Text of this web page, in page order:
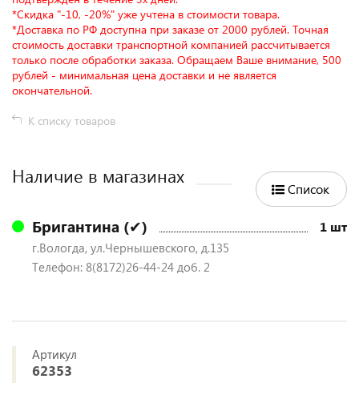
*Скидка "-10, -20%" уже учтена в стоимости товара.
*Доставка по РФ доступна при заказе от 2000 рублей. Точная
стоимость доставки транспортной компанией рассчитывается
только после обработки заказа. Обращаем Ваше внимание, 500
рублей - минимальная цена доставки и не является
окончательной.
К списку товаров
Наличие в магазинах
Список
Бригантина (✔) 1 шт
г.Вологда, ул.Чернышевского, д.135
Телефон: 8(8172)26-44-24 доб. 2
Артикул
62353